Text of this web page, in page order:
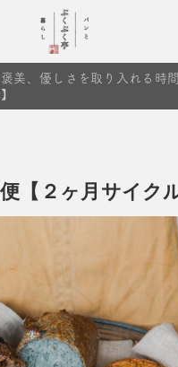
美、優しさを取り入れる時
【２ヶ月サイクル